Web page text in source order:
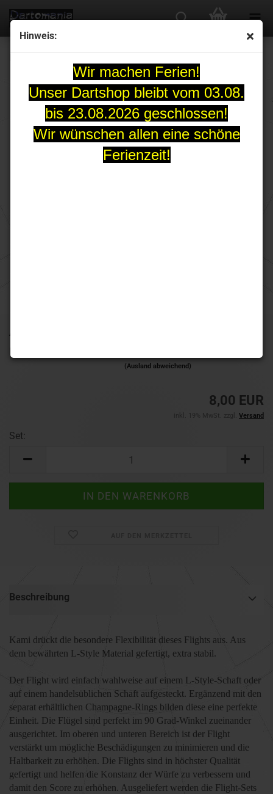
Hinweis:
Wir machen Ferien!
Unser Dartshop bleibt vom 03.08.
bis 23.08.2026 geschlossen!
Wir wünschen allen eine schöne
Ferienzeit!
Art.Nr.:
Lieferzeit:
(Ausland abweichend)
8,00 EUR
inkl. 19% MwSt. zzgl. Versand
Set:
Beschreibung
Kami drückt die besondere Flexibilität dieses Flights aus. Aus
dem bewährten L-Style Material gefertigt, extra stabil.
Der Flight wird einfach wahlweise auf einem L-Style-Schaft oder
auf einem handelsüblichen Schaft aufgesteckt. Ergänzend mit den
separat erhältlichen Champagne-Rings bilden diese eine perfekte
Einheit. Die Flügel sind perfekt im 90 Grad-Winkel zueinander
ausgerichtet. Im oberen und unteren Bereich ist der Flight
verstärkt um mögliche Beschädigungen zu minimieren und die
Haltbarkeit zu erhöhen. Die Flights sind in höchster Qualität
gefertigt und helfen die Konstanz der Würfe zu verbessern und
damit den Score zu erhöhen. Ausgeliefert werden die Flight-Sets